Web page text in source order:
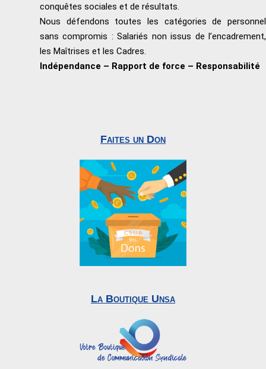
conquêtes sociales et de résultats.
Nous défendons toutes les catégories de personnel
sans compromis : Salariés non issus de l’encadrement,
les Maîtrises et les Cadres.
Indépendance – Rapport de force – Responsabilité
Faites un Don
La Boutique Unsa